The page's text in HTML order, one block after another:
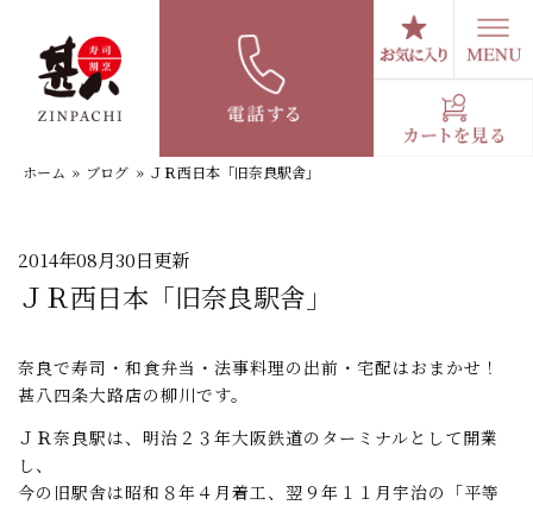
スタッフブログ
ホーム » ブログ » ＪＲ西日本「旧奈良駅舎」
2014年08月30日更新
ＪＲ西日本「旧奈良駅舎」
奈良で寿司・和食弁当・法事料理の出前・宅配はおまかせ！
甚八四条大路店の柳川です。
ＪＲ奈良駅は、明治２３年大阪鉄道のターミナルとして開業
し、
今の旧駅舎は昭和８年４月着工、翌９年１１月宇治の「平等